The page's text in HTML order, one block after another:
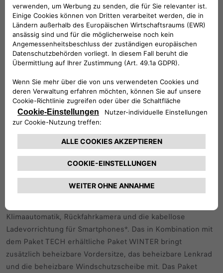
Bereits die Einstiegsversion Fiat Grande Panda Hybrid POP
ist umfangreich ausgestattet. Zum Serienumfang gehören
unter anderem elektronische Fahrerassistenzsysteme
(ADAS), manuelle Klimaanlage, das eDCT-Getriebe sowie
die elektrische Parkbremse. Das Kombiinstrument ist als
Zentimeter) ausgelegt.
Der Fiat Grande Panda Hybrid ICON bringt serienmäßig
zusätzlich unter anderem einen 10,25-Zoll-Bildschirm
(Diagonale 26 Zentimeter) für das Infotainmentsystem,
sechs Lautsprecher sowie Scheinwerfer und Rückleuchten
in LED-Technologie mit.
Eine weitere Individualisierung ist mit Ausstattungspaketen
möglich. Das Paket TECH enthält die ins
Klimaautomatik, Rückfahrkamera und die kabellose
Ladevorrichtung für Smartphones*. Das in Kombination mit
dem Paket TECH erhältliche Paket WINTER bringt
zusätzlich beheizbare Vordersitze, das beheizbare Lenkrad
und die beheizbare Windschutzscheibe mit. Das Paket